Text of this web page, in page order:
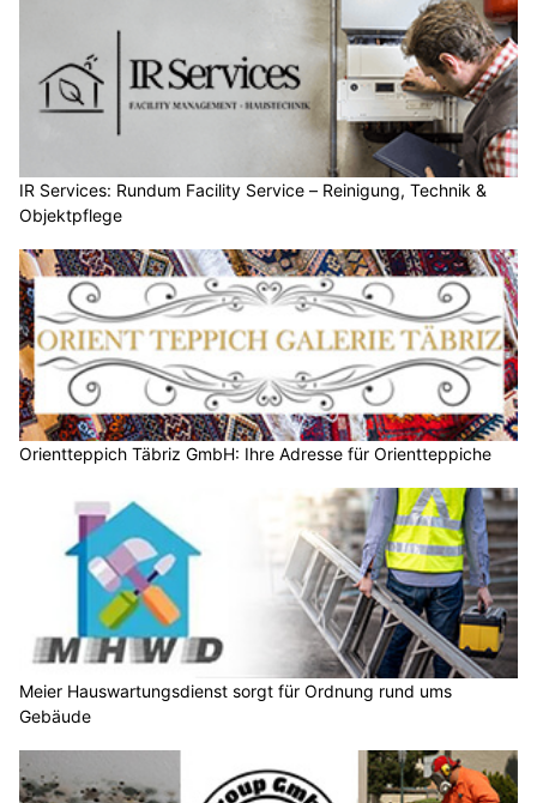
IR Services: Rundum Facility Service – Reinigung, Technik &
Objektpflege
Orientteppich Täbriz GmbH: Ihre Adresse für Orientteppiche
Meier Hauswartungsdienst sorgt für Ordnung rund ums
Gebäude